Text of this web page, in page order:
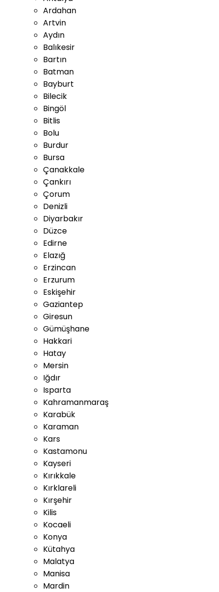
Ardahan
Artvin
Aydın
Balıkesir
Bartın
Batman
Bayburt
Bilecik
Bingöl
Bitlis
Bolu
Burdur
Bursa
Çanakkale
Çankırı
Çorum
Denizli
Diyarbakır
Düzce
Edirne
Elazığ
Erzincan
Erzurum
Eskişehir
Gaziantep
Giresun
Gümüşhane
Hakkari
Hatay
Mersin
Iğdır
Isparta
Kahramanmaraş
Karabük
Karaman
Kars
Kastamonu
Kayseri
Kırıkkale
Kırklareli
Kırşehir
Kilis
Kocaeli
Konya
Kütahya
Malatya
Manisa
Mardin